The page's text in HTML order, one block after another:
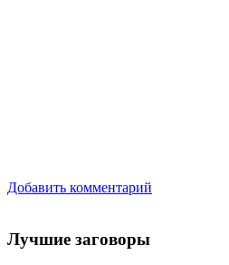
Добавить комментарий
Лучшие заговоры